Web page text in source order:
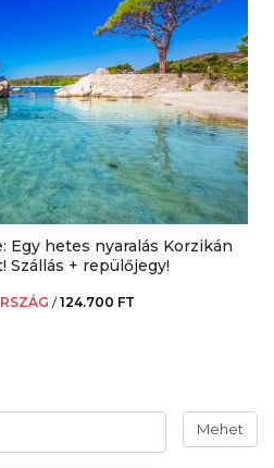
Egy hetes nyaralás Korzikán
Szállás + repülőjegy!
/124.700 FT
Mehet